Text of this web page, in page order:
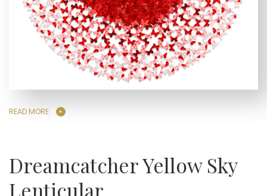
READ MORE
Dreamcatcher Yellow Sky
Lenticular